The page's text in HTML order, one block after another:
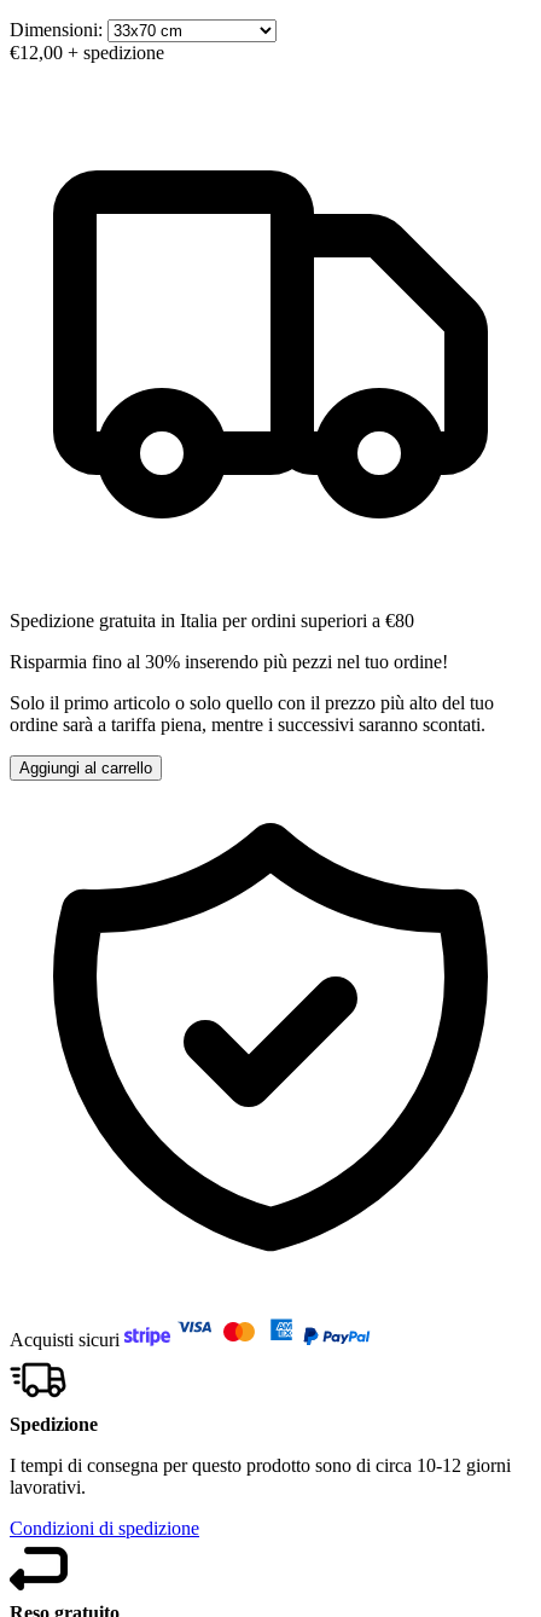
Dimensioni:
€12,00 + spedizione
Spedizione gratuita in Italia per ordini superiori a €80
Risparmia fino al 30% inserendo più pezzi nel tuo ordine!
Solo il primo articolo o solo quello con il prezzo più alto del tuo
ordine sarà a tariffa piena, mentre i successivi saranno scontati.
Aggiungi al carrello
Acquisti sicuri
Spedizione
I tempi di consegna per questo prodotto sono di circa 10-12 giorni
lavorativi.
Condizioni di spedizione
Reso gratuito